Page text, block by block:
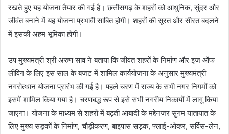
रखते हुए यह योजना तैयार की गई है। छत्तीसगढ़ के शहरों को आधुनिक, सुंदर और
जीवंत बनाने में यह योजना प्रभावी साबित होगी। शहरों की सूरत और सीरत बदलने
में इसकी अहम भूमिका होगी।
उप मुख्यमंत्री श्री अरुण साव ने बताया कि जीवंत शहरों के निर्माण और इज ऑफ
लीविंग के लिए इस साल के बजट में शामिल कार्ययोजना के अनुसार मुख्यमंत्री
नगरोत्थान योजना प्रारंभ की गई है। पहले चरण में राज्य के सभी नगर निगमों को
इसमें शामिल किया गया है। चरणबद्ध रूप से इसे सभी नगरीय निकायों में लागू किया
जाएगा। योजना के माध्यम से शहरों में बढ़ती आबादी के मद्देनजर सुगम यातायात के
लिए मुख्य सड़कों के निर्माण, चौड़ीकरण, बाइपास सड़क, फ्लाई-ओव्हर, सर्विस-लेन,